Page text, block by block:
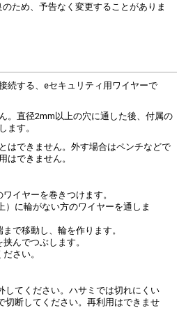
ため、予告なく変更することがありま
続する、eセキュリティ用ワイヤーで
。直径2mm以上の穴に通した後、付属の
ます。
はできません。外す場合はペンチなどで
はできません。
イヤーを巻きつけます。
）に輪がない方のワイヤーを通しま
で移動し、輪を作ります。
んでつぶします。
さい。
てください。ハサミでは切れにくい
切断してください。再利用はできませ